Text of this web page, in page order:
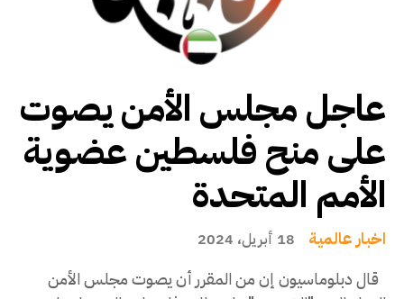
عاجل مجلس الأمن يصوت
على منح فلسطين عضوية
الأمم المتحدة
اخبار عالمية 18 أبريل، 2024
قال دبلوماسيون إن من المقرر أن يصوت مجلس الأمن